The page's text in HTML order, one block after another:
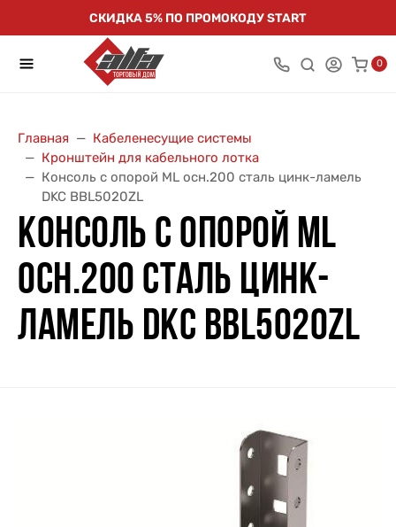
СКИДКА 5% ПО ПРОМОКОДУ START
0
Главная
Кабеленесущие системы
Кронштейн для кабельного лотка
Консоль с опорой ML осн.200 сталь цинк-ламель
DKC BBL5020ZL
КОНСОЛЬ С ОПОРОЙ ML
ОСН.200 СТАЛЬ ЦИНК-
ЛАМЕЛЬ DKC BBL5020ZL